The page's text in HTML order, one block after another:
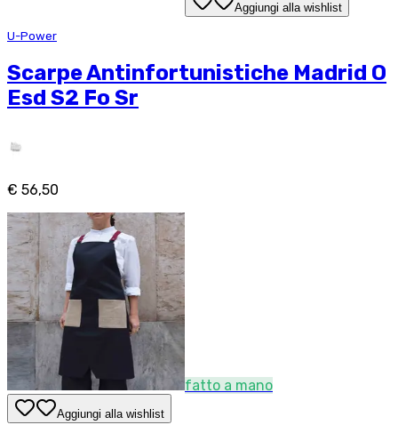
Aggiungi alla wishlist
U-Power
Scarpe Antinfortunistiche Madrid O
Esd S2 Fo Sr
€ 56,50
fatto a mano
Aggiungi alla wishlist